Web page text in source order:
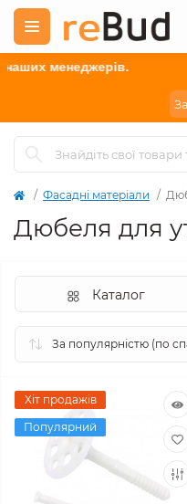
Фасадні матеріали
Дюбеля для
Каталог
Хіт продажів
Популярний